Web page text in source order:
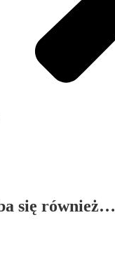
się również…